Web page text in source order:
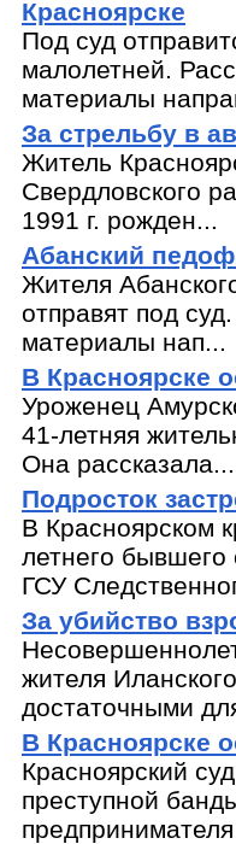
Красноярске
Под суд
малолетней.
материалы
За стрельбу в
Житель
Свердловского
1991 г. рожден...
Абанский
Жителя
отправят под
материалы нап...
В Красноярске
Уроженец
41-летняя
Она рассказала...
Подросток
В Красноярском
летнего
ГСУ
За убийство
жителя
достаточными
В Красноярске
Красноярский
преступной